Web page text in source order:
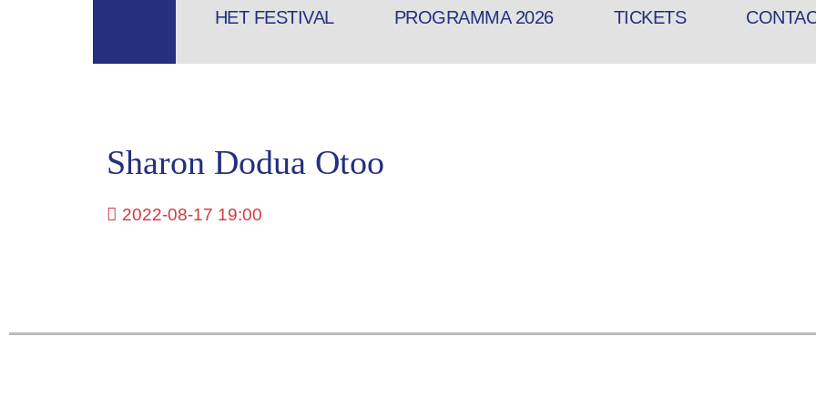
HET FESTIVAL PROGRAMMA 2026 TICKETS
Sharon Dodua Otoo
2022-08-17 19:00